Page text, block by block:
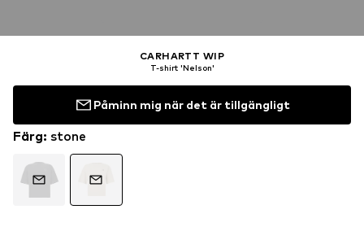
CARHARTT WIP
T-shirt 'Nelson'
Påminn mig när det är tillgängligt
Färg: stone